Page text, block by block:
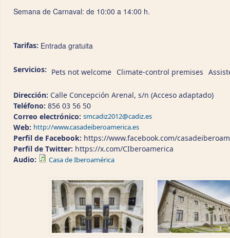
Semana de Carnaval: de 10:00 a 14:00 h.
Tarifas: Entrada gratuita
Servicios: Pets not welcome Climate-control premises
Dirección: Calle Concepción Arenal, s/n (Acceso adaptado)
Teléfono: 856 03 56 50
Correo electrónico: smcadiz2012@cadiz.es
Web: http://www.casadeiberoamerica.es
Perfil de Facebook: https://www.facebook.com/
Perfil de Twitter: https://x.com/CIberoamerica
Audio:
Casa de Iberoamérica